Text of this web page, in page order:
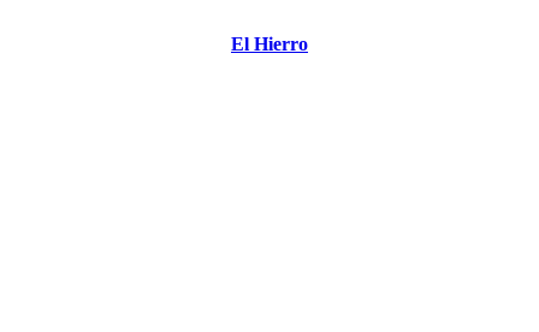
El Hierro